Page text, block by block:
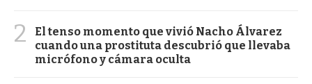
2
El tenso momento que vivió Nacho Álvarez
cuando una prostituta descubrió que llevaba
micrófono y cámara oculta